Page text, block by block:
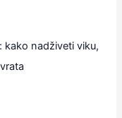
kako nadživeti viku,